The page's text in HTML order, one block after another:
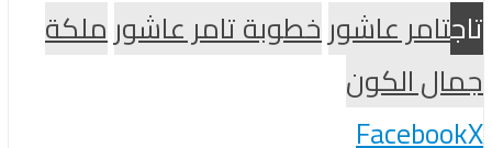
تاجتامر عاشورخطوبة تامر عاشورملكة
جمال الكون
FacebookX